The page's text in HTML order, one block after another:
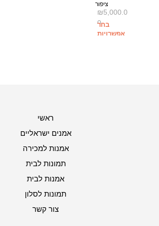
ציפור
₪5,000.0
0
בחר
אפשרויות
ראשי
אמנים ישראליים
אמנות למכירה
תמונות לבית
אמנות לבית
תמונות לסלון
צור קשר